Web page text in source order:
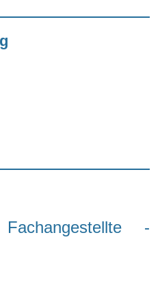
Fachangestellte -